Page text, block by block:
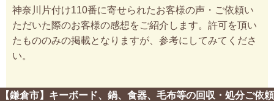
神奈川片付け110番に寄せられたお客様の声・ご依頼い
ただいた際のお客様の感想をご紹介します。許可を頂い
たもののみの掲載となりますが、参考にしてみてくださ
い。
【鎌倉市】キーボード、鍋、食器、毛布等の回収・処分ご依頼